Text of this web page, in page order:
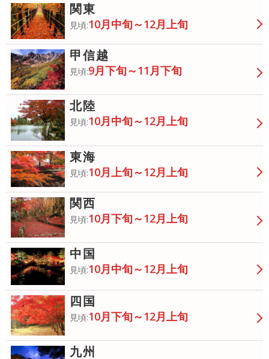
関東
見頃:10月中旬～12月上旬
甲信越
見頃:9月下旬～11月下旬
北陸
見頃:10月中旬～12月上旬
東海
見頃:10月上旬～12月上旬
関西
見頃:10月下旬～12月上旬
中国
見頃:10月中旬～12月上旬
四国
見頃:10月下旬～12月上旬
九州